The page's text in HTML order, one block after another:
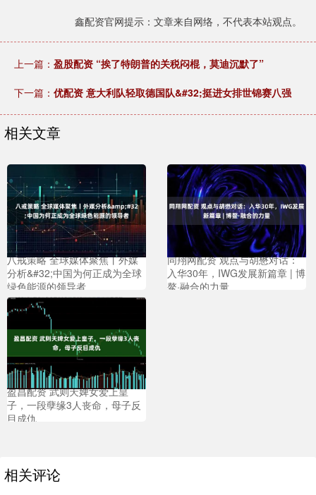
鑫配资官网提示：文章来自网络，不代表本站观点。
上一篇： 盈股配资 “挨了特朗普的关税闷棍，莫迪沉默了”
下一篇： 优配资 意大利队轻取德国队&#32;挺进女排世锦赛八强
相关文章
八戒策略 全球媒体聚焦丨外媒
分析&#32;中国为何正成为全球
绿色能源的领导者
同翔网配资 观点与胡懋对话：
入华30年，IWG发展新篇章 | 博
鳌·融合的力量
盈昌配资 武则天婢女爱上皇
子，一段孽缘3人丧命，母子反
目成仇
相关评论